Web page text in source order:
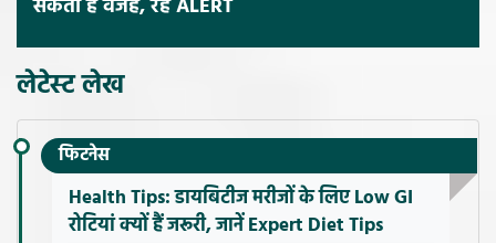
सकती है वजह, रहें ALERT
लेटेस्ट लेख
फिटनेस
Health Tips: डायबिटीज मरीजों के लिए Low GI
रोटियां क्यों हैं जरूरी, जानें Expert Diet Tips